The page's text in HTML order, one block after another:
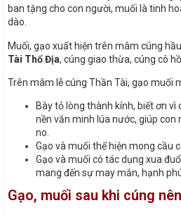
ban tặng cho con người, muối là tinh
dào.
Muối, gạo xuất hiện trên mâm cúng
Tài Thổ Địa, cúng giao thừa, cúng cô
Trên mâm lễ cúng Thần Tài, gạo muối
Bày tỏ lòng thành kính, biết ơn vì
nền văn minh lúa nước, giúp
no.
Gạo và muối thể hiện mong cầu
Gạo và muối có tác dụng xua
mang đến sự may mắn, hạnh
Gạo, muối sau khi cúng